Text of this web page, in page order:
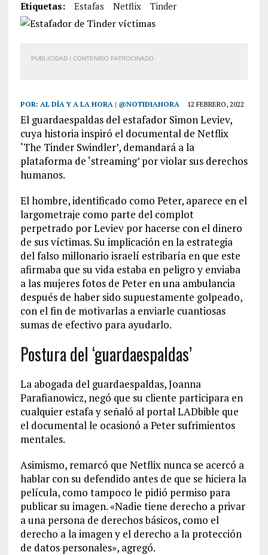
Etiquetas: Estafas Netflix Tinder
PUBLICIDAD / CONTENIDO PATROCINADO
POR: AL DÍA Y A LA HORA | @NOTIDIAHORA 12 FEBRERO, 2022
El guardaespaldas del estafador Simon Leviev,
cuya historia inspiró el documental de Netflix
‘The Tinder Swindler’, demandará a la
plataforma de ‘streaming’ por violar sus derechos
humanos.
El hombre, identificado como Peter, aparece en el
largometraje como parte del complot
perpetrado por Leviev por hacerse con el dinero
de sus víctimas. Su implicación en la estrategia
del falso millonario israelí estribaría en que este
afirmaba que su vida estaba en peligro y enviaba
a las mujeres fotos de Peter en una ambulancia
después de haber sido supuestamente golpeado,
con el fin de motivarlas a enviarle cuantiosas
sumas de efectivo para ayudarlo.
Postura del ‘guardaespaldas’
La abogada del guardaespaldas, Joanna
Parafianowicz, negó que su cliente participara en
cualquier estafa y señaló al portal LADbible que
el documental le ocasionó a Peter sufrimientos
mentales.
Asimismo, remarcó que Netflix nunca se acercó a
hablar con su defendido antes de que se hiciera la
película, como tampoco le pidió permiso para
publicar su imagen. «Nadie tiene derecho a privar
a una persona de derechos básicos, como el
derecho a la imagen y el derecho a la protección
de datos personales», agregó.